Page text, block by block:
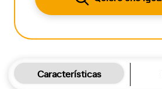
Características